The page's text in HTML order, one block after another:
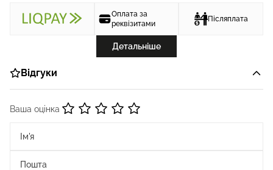
Оплата за
реквізитами
Післяплата
Детальніше
Відгуки
Ваша оцінка